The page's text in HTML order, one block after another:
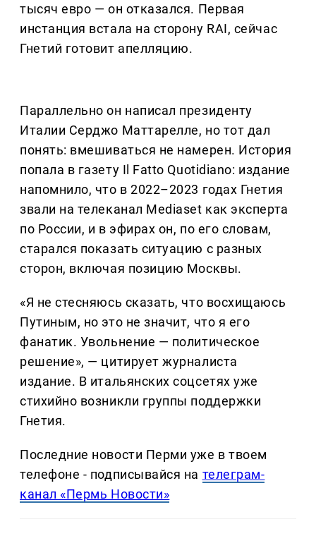
тысяч евро — он отказался. Первая
инстанция встала на сторону RAI, сейчас
Гнетий готовит апелляцию.
Параллельно он написал президенту
Италии Серджо Маттарелле, но тот дал
понять: вмешиваться не намерен. История
попала в газету Il Fatto Quotidiano: издание
напомнило, что в 2022–2023 годах Гнетия
звали на телеканал Mediaset как эксперта
по России, и в эфирах он, по его словам,
старался показать ситуацию с разных
сторон, включая позицию Москвы.
«Я не стесняюсь сказать, что восхищаюсь
Путиным, но это не значит, что я его
фанатик. Увольнение — политическое
решение», — цитирует журналиста
издание. В итальянских соцсетях уже
стихийно возникли группы поддержки
Гнетия.
Последние новости Перми уже в твоем
телефоне - подписывайся на телеграм-
канал «Пермь Новости»